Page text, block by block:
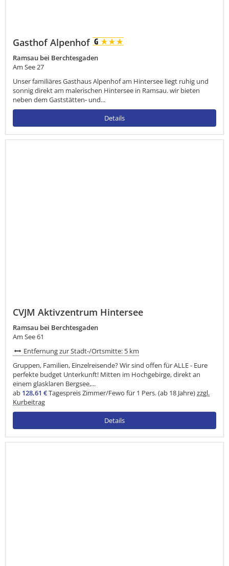
Gasthof Alpenhof
Ramsau bei Berchtesgaden
Am See 27
Unser familiäres Gasthaus Alpenhof am Hintersee liegt ruhig und
sonnig direkt am malerischen Hintersee in Ramsau. wir bieten
neben dem Gaststätten- und...
Details
CVJM Aktivzentrum Hintersee
Ramsau bei Berchtesgaden
Am See 61
Entfernung zur Stadt-/Ortsmitte: 5 km
Gruppen, Familien, Einzelreisende? Wir sind offen für ALLE - Eure
perfekte budget Unterkunft! Mitten im Hochgebirge, direkt an
einem glasklaren Bergsee,...
ab 128,61 €Tagespreis Zimmer/Fewo für 1 Pers. (ab 18 Jahre)zzgl.
Kurbeitrag
Details